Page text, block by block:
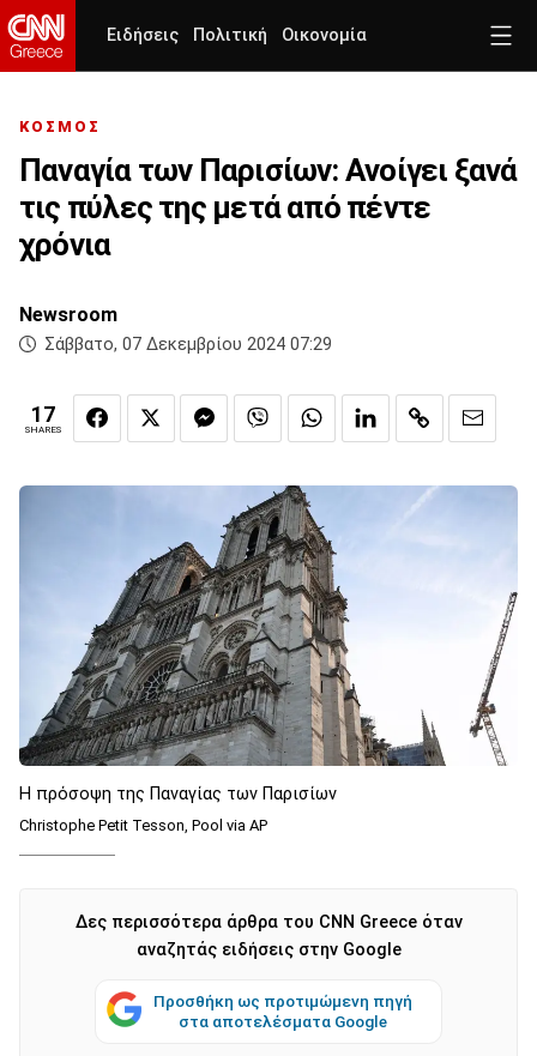
Ειδήσεις Πολιτική Οικονομία
ΚΟΣΜΟΣ
Παναγία των Παρισίων: Ανοίγει ξανά
τις πύλες της μετά από πέντε
χρόνια
Newsroom
Σάββατο, 07 Δεκεμβρίου 2024 07:29
17
SHARES
Η πρόσοψη της Παναγίας των Παρισίων
Christophe Petit Tesson, Pool via AP
Δες περισσότερα άρθρα του CNN Greece όταν
αναζητάς ειδήσεις στην Google
Προσθήκη ως προτιμώμενη πηγή
στα αποτελέσματα Google